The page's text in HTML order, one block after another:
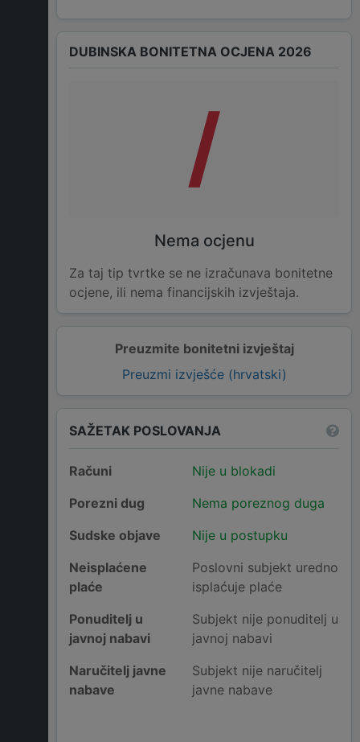
Preuzmite bonitetni izvještaj
Preuzmi izvješće (hrvatski)
DUBINSKA BONITETNA OCJENA 2026
/
Nema ocjenu
Za taj tip tvrtke se ne izračunava bonitetne
ocjene, ili nema financijskih izvještaja.
SAŽETAK POSLOVANJA
Računi
Nije u blokadi
Porezni dug
Nema poreznog duga
Sudske objave
Nije u postupku
Neisplaćene
plaće
Poslovni subjekt uredno
isplaćuje plaće
Ponuditelj u
javnoj nabavi
Subjekt nije ponuditelj u
javnoj nabavi
Naručitelj javne
nabave
Subjekt nije naručitelj
javne nabave